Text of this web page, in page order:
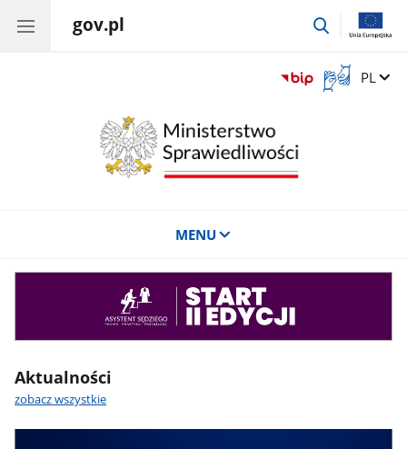
gov.pl
przejdź
Otwórz
okno
Zmień
PL
MENU
Aktualności
zobacz wszystkie